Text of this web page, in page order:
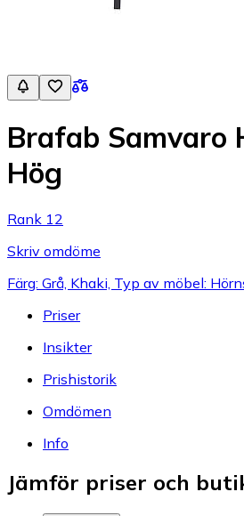
Brafab Samvaro
Hög
Rank 12
Skriv omdöme
Färg: Grå, Khaki, Typ av möbel:
Priser
Insikter
Prishistorik
Omdömen
Info
Jämför priser och